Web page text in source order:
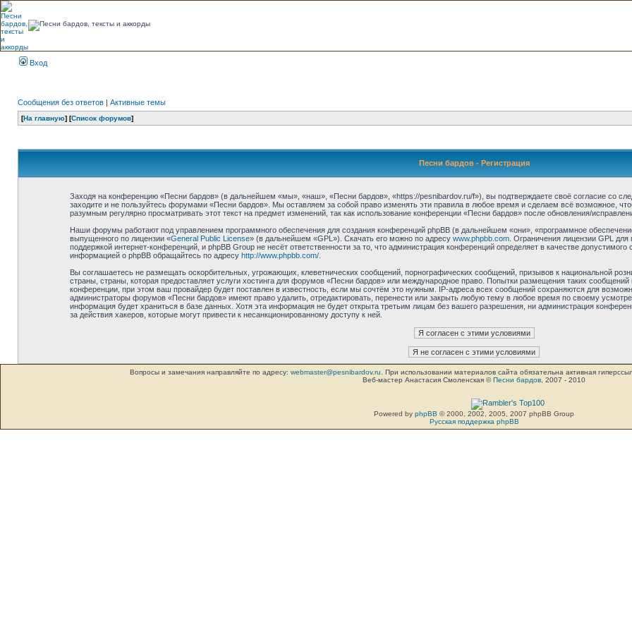
Вход
Сообщения без ответов | Активные темы
[На главную] [Список форумов]
Песни бардов - Регистрация
Заходя на конференцию «Песни бардов» (в дальнейшем «мы», «наш», «Песни бардов», «https://pesnibardov.ru/f»), вы подтверждаете своё согласие со
заходите и не пользуйтесь форумами «Песни бардов». Мы оставляем за собой право изменять эти правила в любое время и сделаем всё возможное,
разумным регулярно просматривать этот текст на предмет изменений, так как использование конференции «Песни бардов» после обновления/
Наши форумы работают под управлением программного обеспечения для создания конференций phpBB (в дальнейшем «они», «программное
выпущенного по лицензии «General Public License» (в дальнейшем «GPL»). Скачать его можно по адресу www.phpbb.com. Ограничения лицензии GPL для
поддержкой интернет-конференций, и phpBB Group не несёт ответственности за то, что администрация конференций определяет в качестве
информацией о phpBB обращайтесь по адресу http://www.phpbb.com/.
Вы соглашаетесь не размещать оскорбительных, угрожающих, клеветнических сообщений, порнографических сообщений, призывов к национальной
страны, страны, которая предоставляет услуги хостинга для форумов «Песни бардов» или международное право. Попытки размещения таких
конференции, при этом ваш провайдер будет поставлен в известность, если мы сочтём это нужным. IP-адреса всех сообщений сохраняются для
администраторы форумов «Песни бардов» имеют право удалить, отредактировать, перенести или закрыть любую тему в любое время по своему
информация будет храниться в базе данных. Хотя эта информация не будет открыта третьим лицам без вашего разрешения, ни администрация
за действия хакеров, которые могут привести к несанкционированному доступу к ней.
Вопросы и замечания направляйте по адресу: webmaster@pesnibardov.ru . При использовании материалов сайта обязательна активная
Веб-мастер Анастасия Смоленская ©Песни бардов , 2007 - 2010
Powered by phpBB © 2000, 2002, 2005, 2007 phpBB Group
Русская поддержка phpBB